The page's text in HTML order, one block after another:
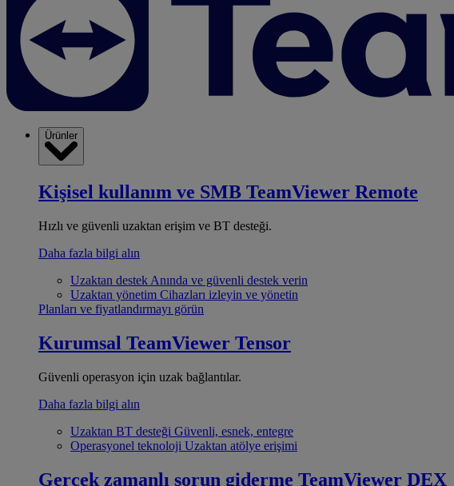
Ürünler
Kişisel kullanım ve SMB TeamViewer Remote
Hızlı ve güvenli uzaktan erişim ve BT desteği.
Daha fazla bilgi alın
Uzaktan destek Anında ve güvenli destek verin
Uzaktan yönetim Cihazları izleyin ve yönetin
Planları ve fiyatlandırmayı görün
Kurumsal TeamViewer Tensor
Güvenli operasyon için uzak bağlantılar.
Daha fazla bilgi alın
Uzaktan BT desteği Güvenli, esnek, entegre
Operasyonel teknoloji Uzaktan atölye erişimi
Gerçek zamanlı sorun giderme TeamViewer DEX